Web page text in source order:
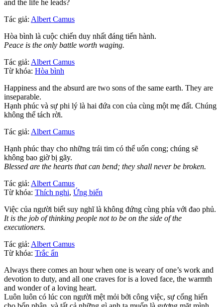
and the life he leads?
Tác giả: Albert Camus
Hòa bình là cuộc chiến duy nhất đáng tiến hành.
Peace is the only battle worth waging.
Tác giả: Albert Camus
Từ khóa: Hòa bình
Happiness and the absurd are two sons of the same earth. They are
inseparable.
Hạnh phúc và sự phi lý là hai đứa con của cùng một mẹ đất. Chúng
không thể tách rời.
Tác giả: Albert Camus
Hạnh phúc thay cho những trái tim có thể uốn cong; chúng sẽ
không bao giờ bị gãy.
Blessed are the hearts that can bend; they shall never be broken.
Tác giả: Albert Camus
Từ khóa: Thích nghi, Ứng biến
Việc của người biết suy nghĩ là không đứng cùng phía với đao phủ.
It is the job of thinking people not to be on the side of the
executioners.
Tác giả: Albert Camus
Từ khóa: Trắc ẩn
Always there comes an hour when one is weary of one’s work and
devotion to duty, and all one craves for is a loved face, the warmth
and wonder of a loving heart.
Luôn luôn có lúc con người mệt mỏi bởi công việc, sự cống hiến